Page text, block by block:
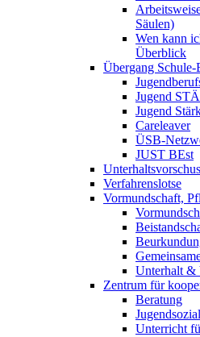
Säulen)
Wen kann
Überblick
Übergang Schule-
Jugend
Jugend
Careleaver
ÜSB-
JUST BEst
Verfahrenslotse
Vormundschaft,
Unterhalt &
Zentrum für
Beratung
Unterricht